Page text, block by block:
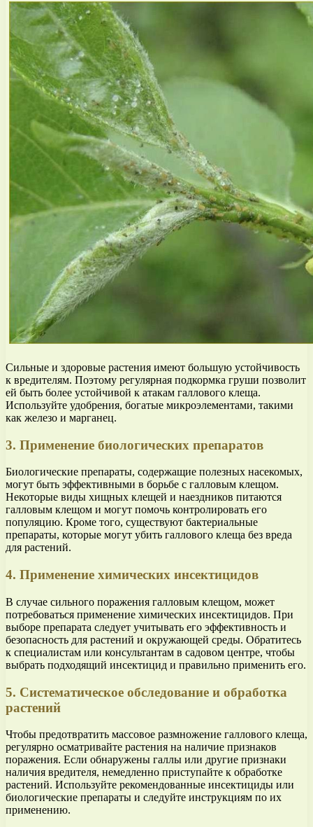
Сильные и здоровые растения имеют большую устойчивость
к вредителям. Поэтому регулярная подкормка груши позволит
ей быть более устойчивой к атакам галлового клеща.
Используйте удобрения, богатые микроэлементами, такими
как железо и марганец.
3. Применение биологических препаратов
Биологические препараты, содержащие полезных насекомых,
могут быть эффективными в борьбе с галловым клещом.
Некоторые виды хищных клещей и наездников питаются
галловым клещом и могут помочь контролировать его
популяцию. Кроме того, существуют бактериальные
препараты, которые могут убить галлового клеща без вреда
для растений.
4. Применение химических инсектицидов
В случае сильного поражения галловым клещом, может
потребоваться применение химических инсектицидов. При
выборе препарата следует учитывать его эффективность и
безопасность для растений и окружающей среды. Обратитесь
к специалистам или консультантам в садовом центре, чтобы
выбрать подходящий инсектицид и правильно применить его.
5. Систематическое обследование и обработка
растений
Чтобы предотвратить массовое размножение галлового клеща,
регулярно осматривайте растения на наличие признаков
поражения. Если обнаружены галлы или другие признаки
наличия вредителя, немедленно приступайте к обработке
растений. Используйте рекомендованные инсектициды или
биологические препараты и следуйте инструкциям по их
применению.